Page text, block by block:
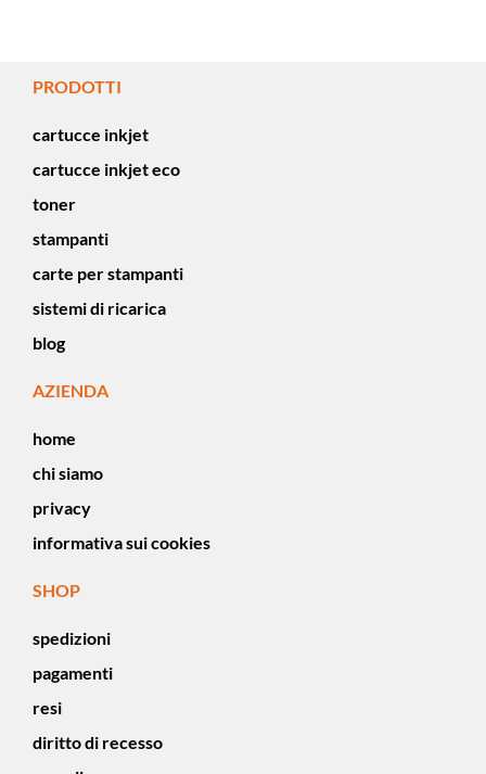
PRODOTTI
cartucce inkjet
cartucce inkjet eco
toner
stampanti
carte per stampanti
sistemi di ricarica
blog
AZIENDA
home
chi siamo
privacy
informativa sui cookies
SHOP
spedizioni
pagamenti
resi
diritto di recesso